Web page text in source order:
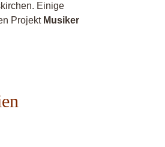
Einige
Projekt Musiker